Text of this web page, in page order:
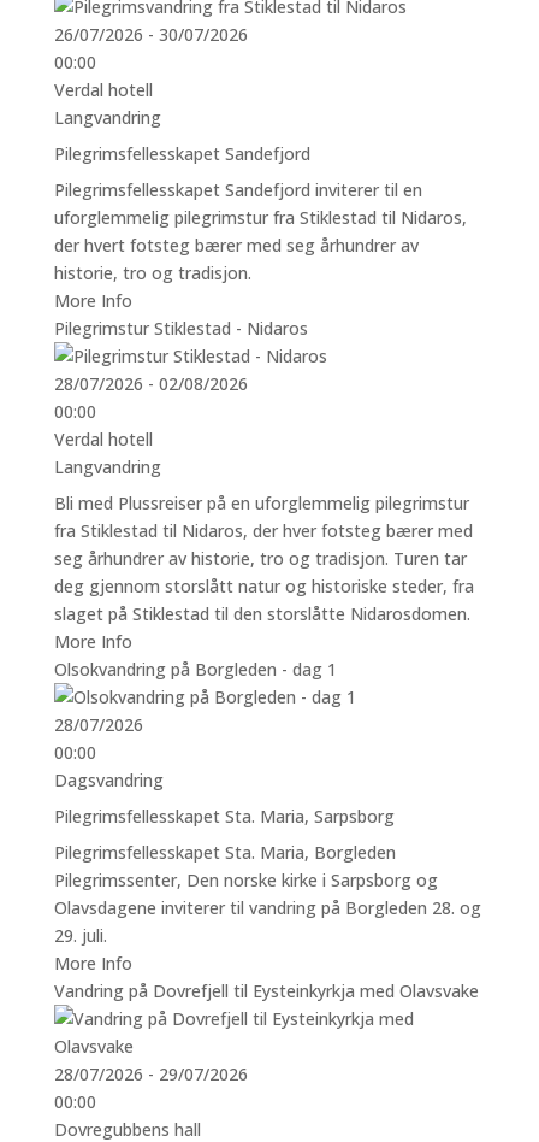
26/07/2026 - 30/07/2026
00:00
Verdal hotell
Langvandring
Pilegrimsfellesskapet Sandefjord
Pilegrimsfellesskapet Sandefjord inviterer til en
uforglemmelig pilegrimstur fra Stiklestad til Nidaros,
der hvert fotsteg bærer med seg århundrer av
historie, tro og tradisjon.
More Info
Pilegrimstur Stiklestad - Nidaros
28/07/2026 - 02/08/2026
00:00
Verdal hotell
Langvandring
Bli med Plussreiser på en uforglemmelig pilegrimstur
fra Stiklestad til Nidaros, der hver fotsteg bærer med
seg århundrer av historie, tro og tradisjon. Turen tar
deg gjennom storslått natur og historiske steder, fra
slaget på Stiklestad til den storslåtte Nidarosdomen.
More Info
Olsokvandring på Borgleden - dag 1
28/07/2026
00:00
Dagsvandring
Pilegrimsfellesskapet Sta. Maria, Sarpsborg
Pilegrimsfellesskapet Sta. Maria, Borgleden
Pilegrimssenter, Den norske kirke i Sarpsborg og
Olavsdagene inviterer til vandring på Borgleden 28. og
29. juli.
More Info
Vandring på Dovrefjell til Eysteinkyrkja med Olavsvake
28/07/2026 - 29/07/2026
00:00
Dovregubbens hall